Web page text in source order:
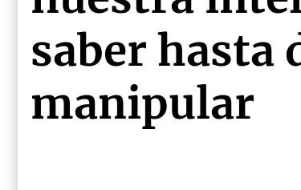
saber hasta
manipular